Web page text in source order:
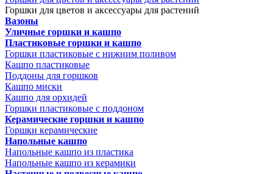
Горшки для цветов и аксессуары для растений
Вазоны
Уличные горшки и кашпо
Пластиковые горшки и кашпо
Горшки пластиковые с нижним поливом
Кашпо пластиковые
Поддоны для горшков
Кашпо миски
Кашпо для орхидей
Горшки пластиковые с поддоном
Керамические горшки и кашпо
Горшки керамические
Напольные кашпо
Напольные кашпо из пластика
Напольные кашпо из керамики